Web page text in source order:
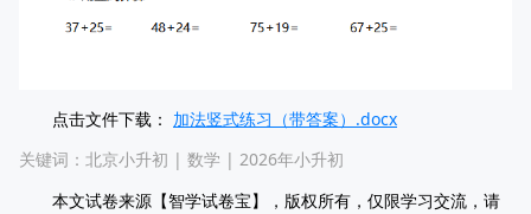
点击文件下载： 加法竖式练习（带答案）.docx
关键词： 北京小升初 | 数学 | 2026年小升初
本文试卷来源【智学试卷宝】，版权所有，仅限学习交流，请